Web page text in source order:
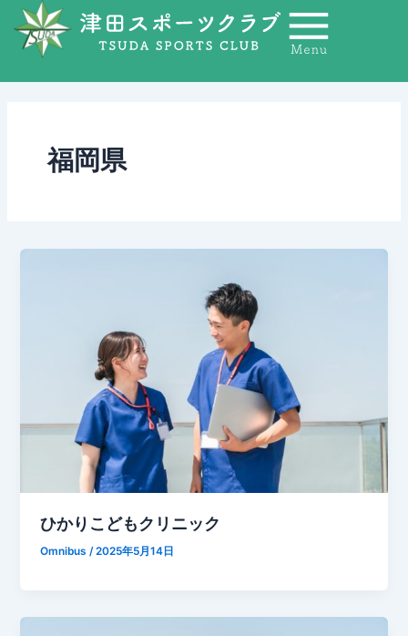
福岡県
ひかりこどもクリニック
Omnibus/2025年5月14日